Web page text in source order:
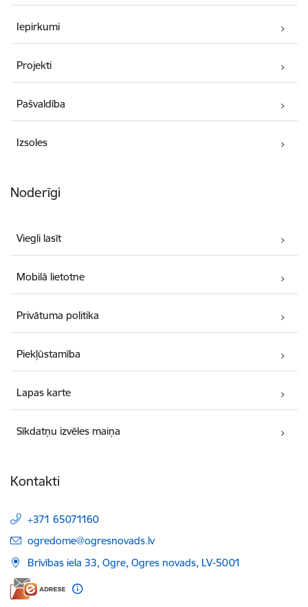
Iepirkumi
Projekti
Pašvaldība
Izsoles
Noderīgi
Viegli lasīt
Mobilā lietotne
Privātuma politika
Piekļūstamība
Lapas karte
Sīkdatņu izvēles maiņa
Kontakti
+371 65071160
E-pasts:
ogredome@ogresnovads.lv
Brīvības iela 33, Ogre, Ogres novads, LV-5001